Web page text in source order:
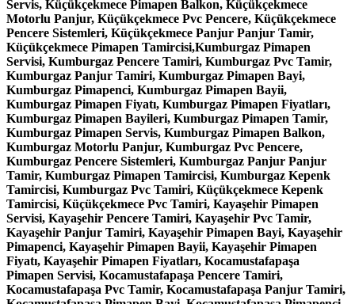
Servis, Küçükçekmece Pimapen Balkon, Küçükçekmece
Motorlu Panjur, Küçükçekmece Pvc Pencere, Küçükçekmece
Pencere Sistemleri, Küçükçekmece Panjur Panjur Tamir,
Küçükçekmece Pimapen Tamircisi,Kumburgaz Pimapen
Servisi, Kumburgaz Pencere Tamiri, Kumburgaz Pvc Tamir,
Kumburgaz Panjur Tamiri, Kumburgaz Pimapen Bayi,
Kumburgaz Pimapenci, Kumburgaz Pimapen Bayii,
Kumburgaz Pimapen Fiyatı, Kumburgaz Pimapen Fiyatları,
Kumburgaz Pimapen Bayileri, Kumburgaz Pimapen Tamir,
Kumburgaz Pimapen Servis, Kumburgaz Pimapen Balkon,
Kumburgaz Motorlu Panjur, Kumburgaz Pvc Pencere,
Kumburgaz Pencere Sistemleri, Kumburgaz Panjur Panjur
Tamir, Kumburgaz Pimapen Tamircisi, Kumburgaz Kepenk
Tamircisi, Kumburgaz Pvc Tamiri, Küçükçekmece Kepenk
Tamircisi, Küçükçekmece Pvc Tamiri, Kayaşehir Pimapen
Servisi, Kayaşehir Pencere Tamiri, Kayaşehir Pvc Tamir,
Kayaşehir Panjur Tamiri, Kayaşehir Pimapen Bayi, Kayaşehir
Pimapenci, Kayaşehir Pimapen Bayii, Kayaşehir Pimapen
Fiyatı, Kayaşehir Pimapen Fiyatları, Kocamustafapaşa
Pimapen Servisi, Kocamustafapaşa Pencere Tamiri,
Kocamustafapaşa Pvc Tamir, Kocamustafapaşa Panjur Tamiri,